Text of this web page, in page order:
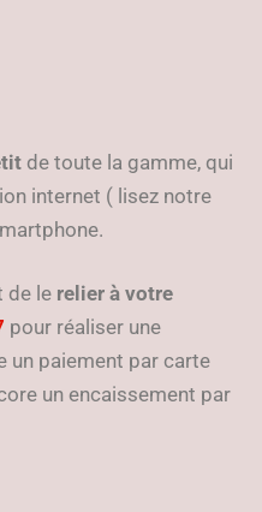
de toute la gamme, qui
internet ( lisez notre
de le relier à votre
pour réaliser une
un paiement par carte
un encaissement par